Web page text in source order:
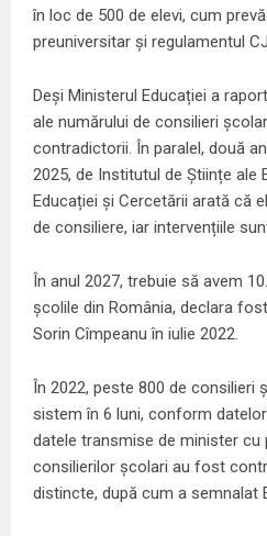
în loc de 500 de elevi, cum
preuniversitar și regulamentul
Deși Ministerul Educației a
ale numărului de consilieri
contradictorii. În paralel, două
2025, de Institutul de Științe ale
Educației și Cercetării arată că
de consiliere, iar intervențiile
În anul 2027, trebuie să avem
școlile din România, declara
Sorin Cîmpeanu în iulie 2022.
În 2022, peste 800 de consilieri
sistem în 6 luni, conform
datele transmise de minister cu
consilierilor școlari au fost
distincte, după cum a semnalat